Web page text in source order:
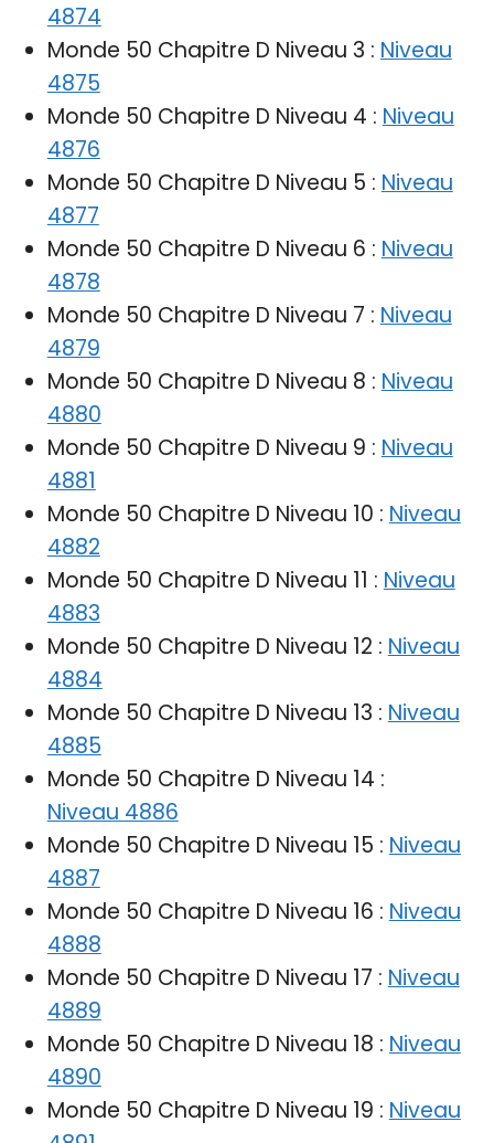
4874
Monde 50 Chapitre D Niveau 3 : Niveau
4875
Monde 50 Chapitre D Niveau 4 : Niveau
4876
Monde 50 Chapitre D Niveau 5 : Niveau
4877
Monde 50 Chapitre D Niveau 6 : Niveau
4878
Monde 50 Chapitre D Niveau 7 : Niveau
4879
Monde 50 Chapitre D Niveau 8 : Niveau
4880
Monde 50 Chapitre D Niveau 9 : Niveau
4881
Monde 50 Chapitre D Niveau 10 : Niveau
4882
Monde 50 Chapitre D Niveau 11 : Niveau
4883
Monde 50 Chapitre D Niveau 12 : Niveau
4884
Monde 50 Chapitre D Niveau 13 : Niveau
4885
Monde 50 Chapitre D Niveau 14 :
Niveau 4886
Monde 50 Chapitre D Niveau 15 : Niveau
4887
Monde 50 Chapitre D Niveau 16 : Niveau
4888
Monde 50 Chapitre D Niveau 17 : Niveau
4889
Monde 50 Chapitre D Niveau 18 : Niveau
4890
Monde 50 Chapitre D Niveau 19 : Niveau